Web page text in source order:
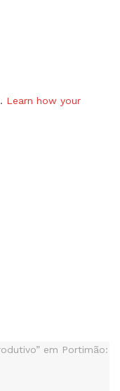
Learn how your